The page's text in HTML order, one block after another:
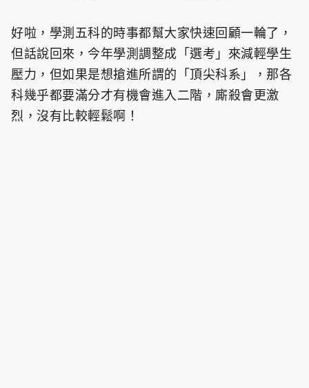
好啦，學測五科的時事都幫大家快速回顧一輪了，
但話說回來，今年學測調整成「選考」來減輕學生
壓力，但如果是想搶進所謂的「頂尖科系」，那各
科幾乎都要滿分才有機會進入二階，廝殺會更激
烈，沒有比較輕鬆啊！